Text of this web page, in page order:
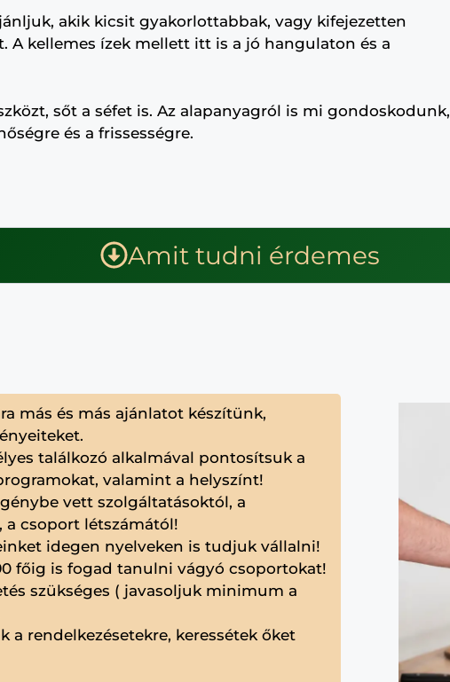
akik kicsit gyakorlottabbak, vagy kifejezetten
A kellemes ízek mellett itt is a jó hangulaton és a
sőt a séfet is. Az alapanyagról is mi gondoskodunk,
és a frissességre.
Amit tudni érdemes
más és más ajánlatot készítünk,
találkozó alkalmával pontosítsuk a
valamint a helyszínt!
vett szolgáltatásoktól, a
a csoport létszámától!
idegen nyelveken is tudjuk vállalni!
főig is fogad tanulni vágyó csoportokat!
szükséges ( javasoljuk minimum a
a rendelkezésetekre, keressétek őket